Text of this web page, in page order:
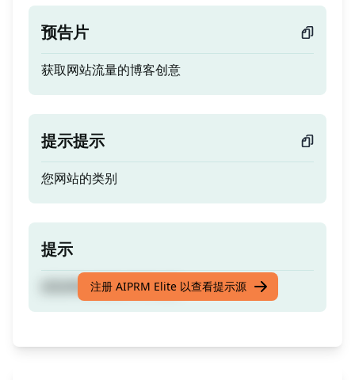
预告片
获取网站流量的博客创意
提示提示
您网站的类别
提示
获取网站流量的博客创意
注册 AIPRM Elite 以查看提示源